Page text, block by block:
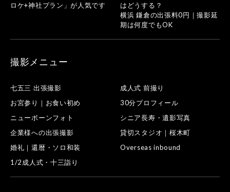
ロケ+神社プラン」が人気です
はどうする？
横浜 鎌倉の出張料0円｜撮影延
期は何度でもOK
撮影メニュー
七五三 出張撮影
成人式 前撮り
お宮参り｜お食い初め
30分プロフィール
ニューボーンフォト
シニア長寿・遺影写真
企業様への出張撮影
貸切スタジオ｜桜木町
婚礼｜還暦・ソロ和装
Overseas inbound
1/2成人式・十三詣り